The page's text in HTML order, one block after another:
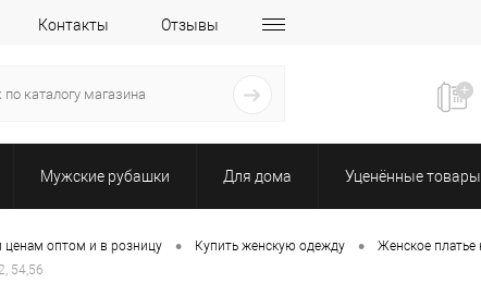
Контакты Отзывы
Мужские рубашки Для дома Уценённые товары
ценам оптом и в розницу • Купить женскую одежду • Женское платье
54,56